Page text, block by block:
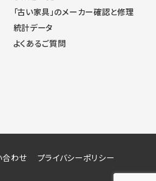
「古い家具」のメーカー確認と修理
統計データ
よくあるご質問
合わせ
プライバシーポリシー